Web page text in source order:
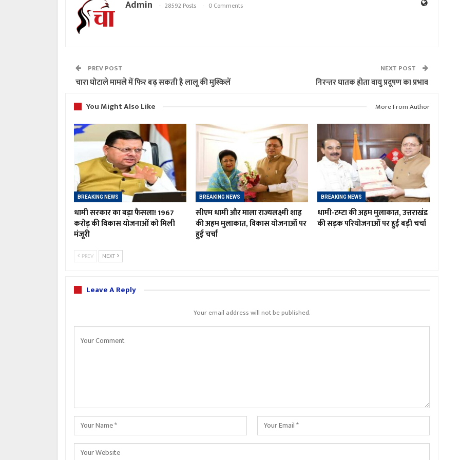
Admin 28592 Posts 0 Comments
PREV POST
चारा घोटाले मामले में फिर बढ़ सकती है लालू की मुश्किलें
NEXT POST
निरन्तर घातक होता वायु प्रदूषण का प्रभाव
You Might Also Like
More From Author
BREAKING NEWS
धामी सरकार का बड़ा फैसला! 1967
करोड़ की विकास योजनाओं को मिली
मंजूरी
BREAKING NEWS
सीएम धामी और माला राज्यलक्ष्मी शाह
की अहम मुलाकात, विकास योजनाओं पर
हुई चर्चा
BREAKING NEWS
धामी-टम्टा की अहम मुलाकात, उत्तराखंड
की सड़क परियोजनाओं पर हुई बड़ी चर्चा
PREV NEXT
Leave A Reply
Your email address will not be published.